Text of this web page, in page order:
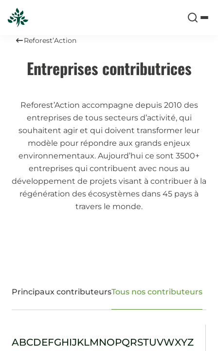
Reforest’Action
Entreprises contributrices
Reforest’Action accompagne depuis 2010 des
entreprises de tous secteurs d’activité, qui
souhaitent agir et qui doivent transformer leur
modèle pour répondre aux grands enjeux
environnementaux. Aujourd’hui ce sont 3500+
entreprises qui contribuent avec nous au
développement de projets visant à contribuer à la
régénération des écosystèmes dans 45 pays à
travers le monde.
Principaux contributeursTous nos contributeurs
ABCDEFGHIJKLMNOPQRSTUVWXYZ